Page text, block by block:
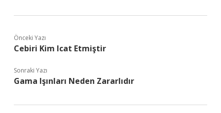
Önceki Yazı
Cebiri Kim Icat Etmiştir
Sonraki Yazı
Gama Işınları Neden Zararlıdır